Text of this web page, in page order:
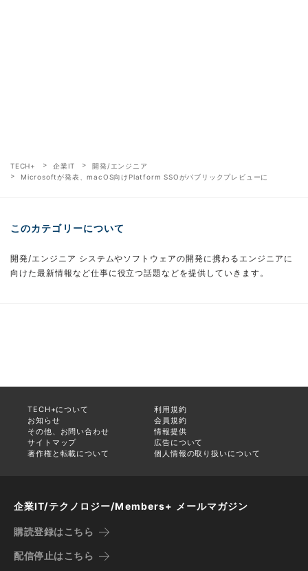
TECH+ 企業IT
開発/エンジニア
Microsoftが発表、macOS向けPlatform SSOがパブリックプレビューに
このカテゴリーについて
開発/エンジニア システムやソフトウェアの開発に携わるエンジニアに
向けた最新情報など仕事に役立つ話題などを提供していきます。
TECH+について
利用規約
お知らせ
会員規約
その他、お問い合わせ
情報提供
サイトマップ
広告について
著作権と転載について
個人情報の取り扱いについて
企業IT/テクノロジー/Members+ メールマガジン
購読登録はこちら
配信停止はこちら